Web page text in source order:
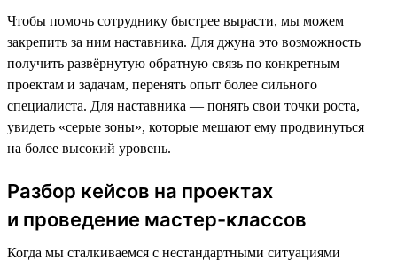
Чтобы помочь сотруднику быстрее вырасти, мы можем
закрепить за ним наставника. Для джуна это возможность
получить развёрнутую обратную связь по конкретным
проектам и задачам, перенять опыт более сильного
специалиста. Для наставника — понять свои точки роста,
увидеть «‎серые зоны»‎, которые мешают ему продвинуться
на более высокий уровень.
Разбор кейсов на проектах
и проведение мастер-классов
Когда мы сталкиваемся с нестандартными ситуациями